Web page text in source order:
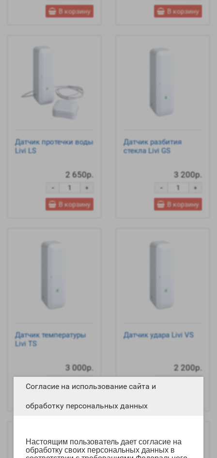
Согласие на использование сайта и
обработку персональных данных
Настоящим пользователь дает согласие на
обработку своих персональных данных в
В корзину В корзину
Датчик протечки воды
Livi LS
2 650р.
+
-
В корзину
Датчик разбития
стекла Livi GS
3 200р.
+
-
В корзину
Датчик температуры
Livi TS
3 000р.
Датчик удара Livi VS
2 200р.